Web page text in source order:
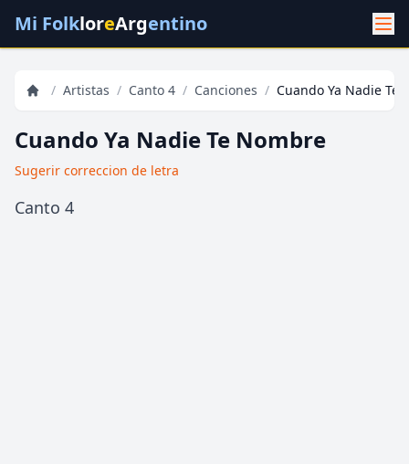
Mi FolkloreArgentino
/ Artistas / Canto 4 / Canciones / Cuando Ya Nadie Te
Cuando Ya Nadie Te Nombre
Sugerir correccion de letra
Canto 4